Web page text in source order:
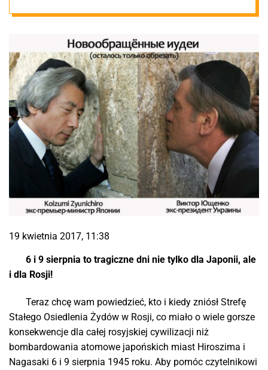
19 kwietnia 2017, 11:38
6 i 9 sierpnia to tragiczne dni nie tylko dla Japonii, ale
i dla Rosji!
Teraz chcę wam powiedzieć, kto i kiedy zniósł Strefę
Stałego Osiedlenia Żydów w Rosji, co miało o wiele gorsze
konsekwencje dla całej rosyjskiej cywilizacji niż
bombardowania atomowe japońskich miast Hiroszima i
Nagasaki 6 i 9 sierpnia 1945 roku. Aby pomóc czytelnikowi